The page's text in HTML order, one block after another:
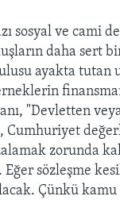
sosyal ve cami
daha sert
ayakta tutan
"Devletten
zorunda
sözleşme
Çünkü kamu